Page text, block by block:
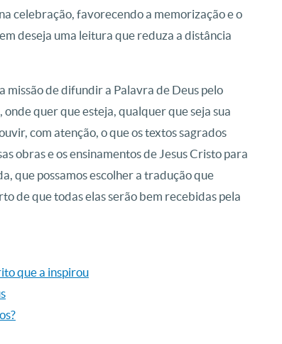
celebração, favorecendo a memorização e o
deseja uma leitura que reduza a distância
missão de difundir a Palavra de Deus pelo
quer que esteja, qualquer que seja sua
com atenção, o que os textos sagrados
obras e os ensinamentos de Jesus Cristo para
que possamos escolher a tradução que
de que todas elas serão bem recebidas pela
que a inspirou